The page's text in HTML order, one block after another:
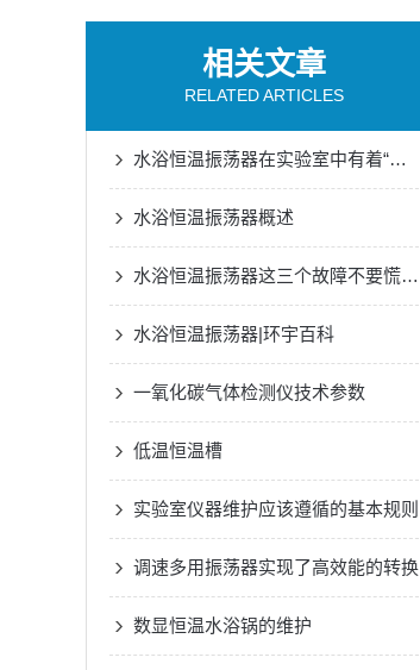
相关文章
RELATED ARTICLES
水浴恒温振荡器在实验室中有着“不可撼动”的地位
水浴恒温振荡器概述
水浴恒温振荡器这三个故障不要慌，这样做就可以了
水浴恒温振荡器|环宇百科
一氧化碳气体检测仪技术参数
低温恒温槽
实验室仪器维护应该遵循的基本规则
调速多用振荡器实现了高效能的转换
数显恒温水浴锅的维护